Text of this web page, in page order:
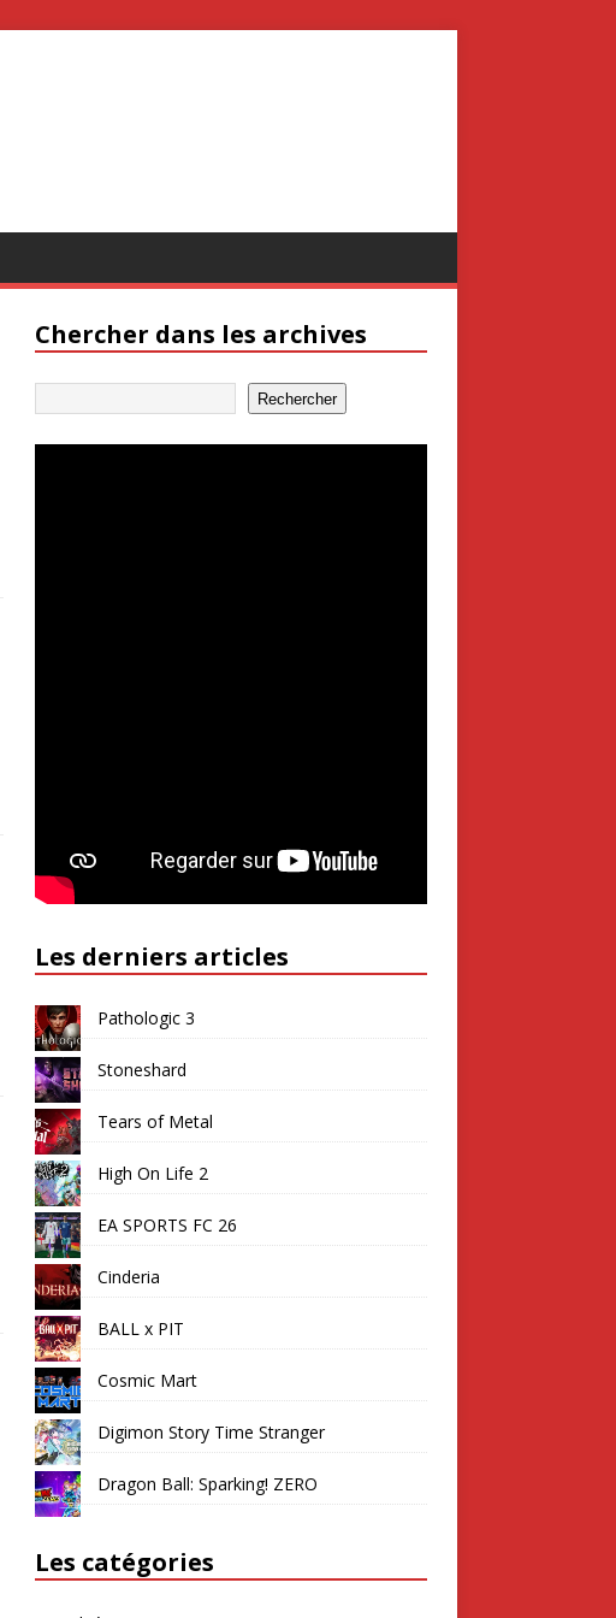
Chercher dans les archives
Rechercher
Les derniers articles
Pathologic 3
Stoneshard
Tears of Metal
High On Life 2
EA SPORTS FC 26
Cinderia
BALL x PIT
Cosmic Mart
Digimon Story Time Stranger
Dragon Ball: Sparking! ZERO
Les catégories